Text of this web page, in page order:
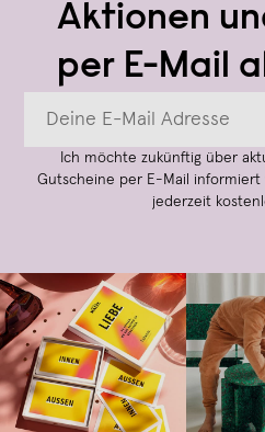
Aktionen
per E-Mail
Ich möchte zukünftig über
Gutscheine per E-Mail informiert
jederzeit